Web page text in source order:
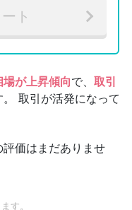
ト
場が上昇傾向で、 取引
取引が活発になって
価はまだありませ
す。